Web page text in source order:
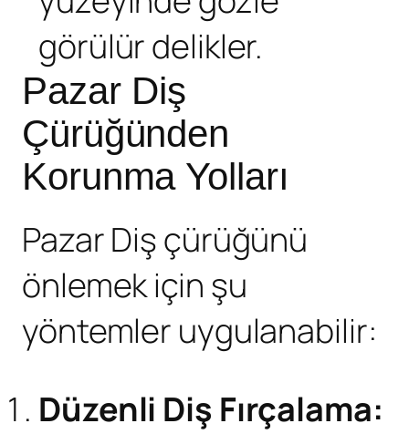
görülür delikler.
Pazar Diş
Çürüğünden
Korunma Yolları
Pazar Diş çürüğünü
önlemek için şu
yöntemler uygulanabilir:
Düzenli Diş Fırçalama: